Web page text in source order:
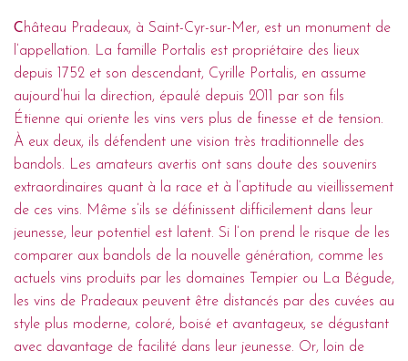
Château Pradeaux, à Saint-Cyr-sur-Mer, est un monument de
l’appellation. La famille Portalis est propriétaire des lieux
depuis 1752 et son descendant, Cyrille Portalis, en assume
aujourd’hui la direction, épaulé depuis 2011 par son fils
Étienne qui oriente les vins vers plus de finesse et de tension.
À eux deux, ils défendent une vision très traditionnelle des
bandols. Les amateurs avertis ont sans doute des souvenirs
extraordinaires quant à la race et à l’aptitude au vieillissement
de ces vins. Même s’ils se définissent difficilement dans leur
jeunesse, leur potentiel est latent. Si l’on prend le risque de les
comparer aux bandols de la nouvelle génération, comme les
actuels vins produits par les domaines Tempier ou La Bégude,
les vins de Pradeaux peuvent être distancés par des cuvées au
style plus moderne, coloré, boisé et avantageux, se dégustant
avec davantage de facilité dans leur jeunesse. Or, loin de